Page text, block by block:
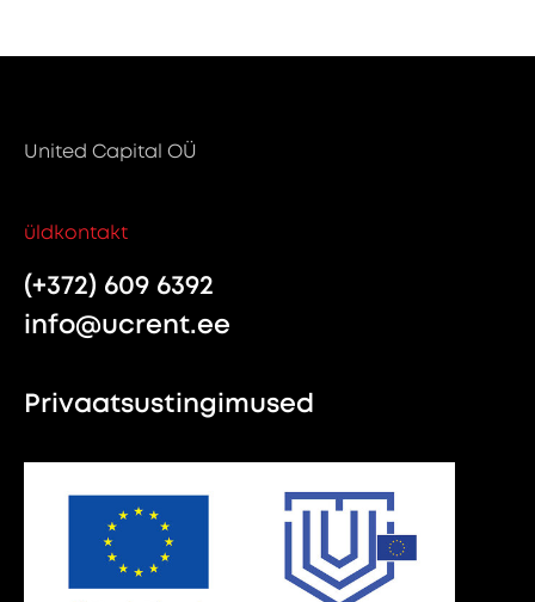
United Capital OÜ
üldkontakt
(+372) 609 6392
info@ucrent.ee
Privaatsustingimused